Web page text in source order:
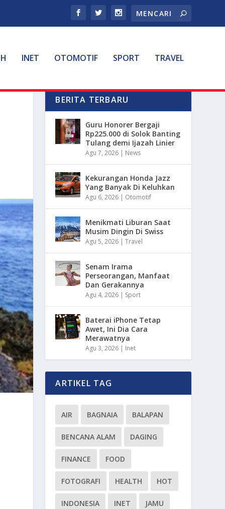
INET OTOMOTIF SPORT TRAVEL
BERITA TERBARU
Guru Honorer Bergaji
Rp225.000 di Solok Banting
Tulang demi Ijazah Linier
Agu 7, 2026 | News
Kekurangan Honda Jazz
Yang Banyak Di Keluhkan
Agu 6, 2026 | Otomotif
Menikmati Liburan Saat
Musim Dingin Di Swiss
Agu 5, 2026 |Travel
Senam Irama
Perseorangan, Manfaat
Dan Gerakannya
Agu 4, 2026 | Sport
Baterai iPhone Tetap
Awet, Ini Dia Cara
Merawatnya
Agu 3, 2026 | Inet
ARTIKEL TAG
AIR BAGNAIA BALAPAN
BENCANA ALAM DAGING
FINANCE FOOD
FOTOGRAFI HEALTH HOT
INDONESIA INET JAMU